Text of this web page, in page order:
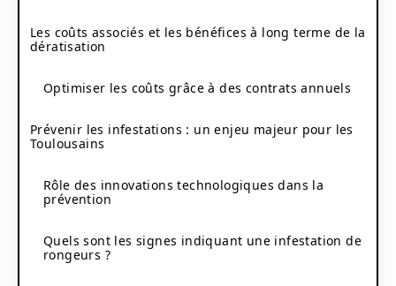
Les coûts associés et les bénéfices à long terme de la
dératisation
Optimiser les coûts grâce à des contrats annuels
Prévenir les infestations : un enjeu majeur pour les
Toulousains
Rôle des innovations technologiques dans la
prévention
Quels sont les signes indiquant une infestation de
rongeurs ?